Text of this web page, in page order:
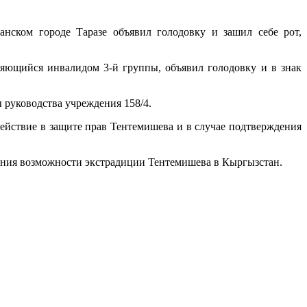
городе Таразе объявил голодовку и зашил себе рот,
инвалидом 3-й группы, объявил голодовку и в знак
учреждения 158/4.
в защите прав Тентемишева и в случае подтверждения
возможности экстрадиции Тентемишева в Кыргызстан.